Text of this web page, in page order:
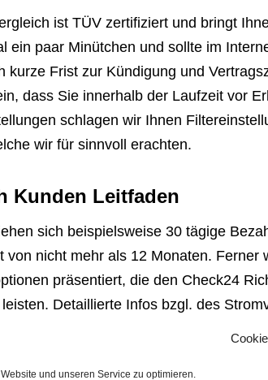
und unseren Service zu optimieren.
ist TÜV zertifiziert und bringt
ein paar Minütchen und sollte im
kurze Frist zur Kündigung und
dass Sie innerhalb der Laufzeit vor
schlagen wir Ihnen
wir für sinnvoll erachten.
Kunden Leitfaden
sich beispielsweise 30 tägige
von nicht mehr als 12 Monaten. Ferner
präsentiert, die den Check24
Detaillierte Infos bzgl. des
– was beachten! Nicht gerade
Monate einmalige Bonuszahlungen.